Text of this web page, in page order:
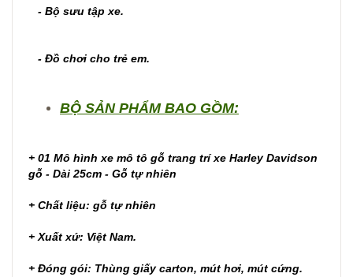
- Bộ sưu tập xe.
- Đồ chơi cho trẻ em.
BỘ SẢN PHẨM BAO GỒM:
+ 01 Mô hình xe mô tô gỗ trang trí xe Harley Davidson
gỗ - Dài 25cm - Gỗ tự nhiên
+ Chất liệu: gỗ tự nhiên
+ Xuất xứ: Việt Nam.
+ Đóng gói: Thùng giấy carton, mút hơi, mút cứng.